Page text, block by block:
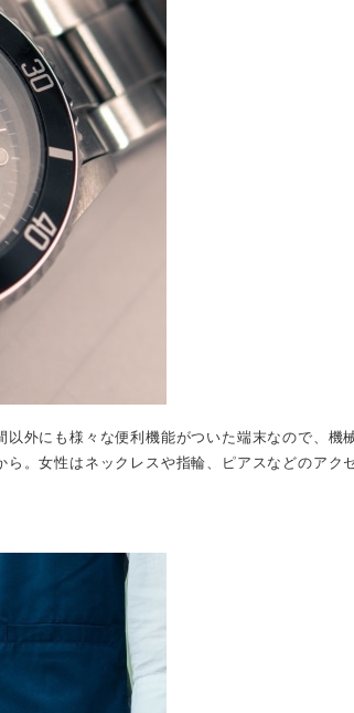
外にも様々な便利機能がついた端末なので、機
。女性はネックレスや指輪、ピアスなどのア